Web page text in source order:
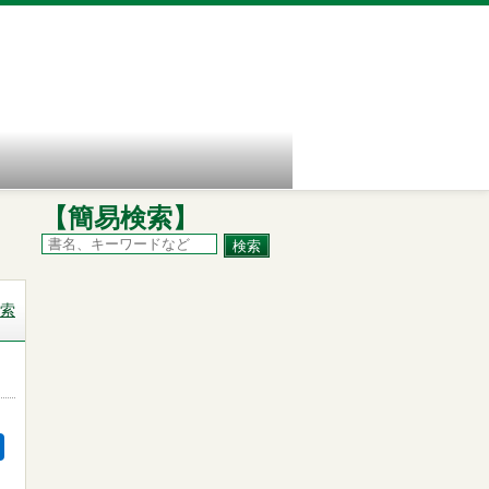
【簡易検索】